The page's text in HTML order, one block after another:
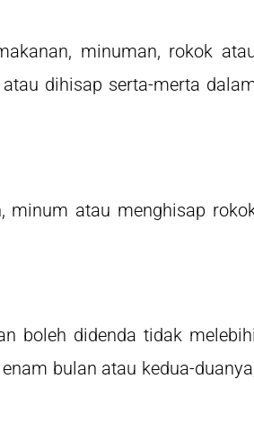
minuman, rokok
dihisap serta-merta
minum atau menghisap
boleh didenda tidak melebihi
bulan atau kedua-